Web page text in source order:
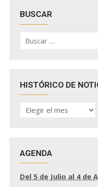
BUSCAR
por:
HISTÓRICO DE
HISTÓRICO
DE
AGENDA
Del 5 de Julio al 4 de